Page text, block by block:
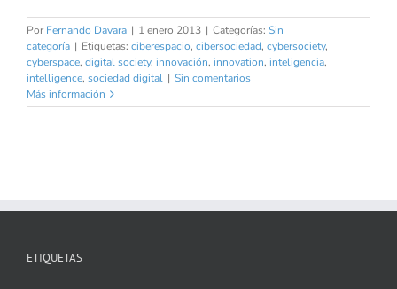
Por Fernando Davara | 1 enero 2013 | Categorías: Sin
categoría | Etiquetas: ciberespacio, cibersociedad, cybersociety,
cyberspace, digital society, innovación, innovation, inteligencia,
intelligence, sociedad digital | Sin comentarios
Más información
ETIQUETAS